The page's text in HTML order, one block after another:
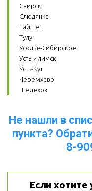
Свирск
Слюдянка
Тайшет
Тулун
Усолье-Сибирское
Усть-Илимск
Усть-Кут
Черемхово
Шелехов
Не нашли в
пункта?
8-
Если хотите